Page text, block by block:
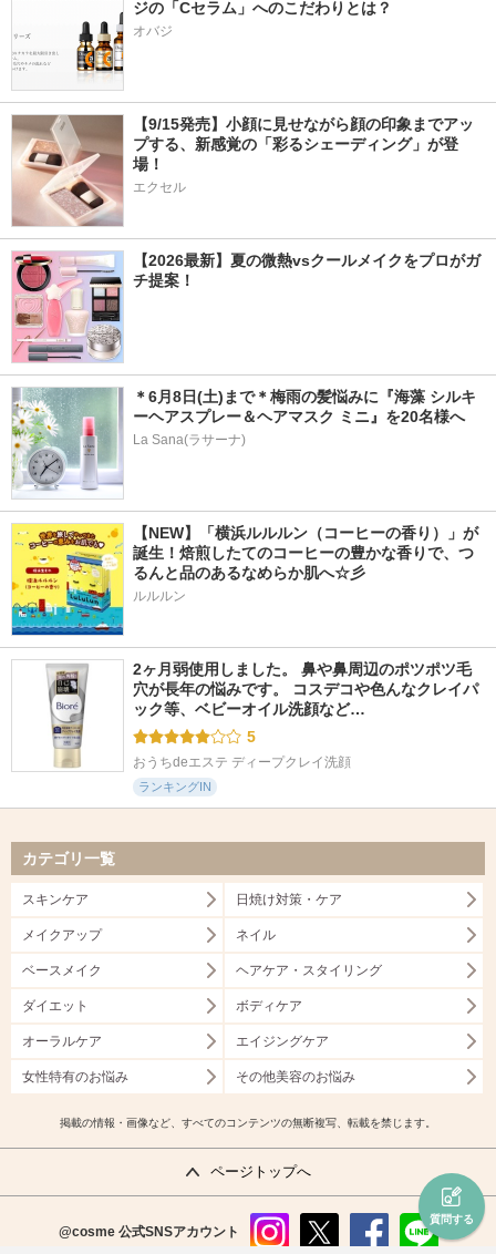
質問する
ジの「Cセラム」へのこだわりとは？
オバジ
【9/15発売】小顔に見せながら顔の印象までアッ
プする、新感覚の「彩るシェーディング」が登
場！
エクセル
【2026最新】夏の微熱vsクールメイクをプロがガ
チ提案！
＊6月8日(土)まで＊梅雨の髪悩みに『海藻 シルキ
ーヘアスプレー＆ヘアマスク ミニ』を20名様へ
La Sana(ラサーナ)
【NEW】「横浜ルルルン（コーヒーの香り）」が
誕生！焙煎したてのコーヒーの豊かな香りで、つ
るんと品のあるなめらか肌へ☆彡
ルルルン
2ヶ月弱使用しました。 鼻や鼻周辺のポツポツ毛
穴が長年の悩みです。 コスデコや色んなクレイパ
ック等、ベビーオイル洗顔など…
5
おうちdeエステ ディープクレイ洗顔
ランキングIN
カテゴリ一覧
スキンケア 日焼け対策・ケア
メイクアップ ネイル
ベースメイク ヘアケア・スタイリング
ダイエット ボディケア
オーラルケア エイジングケア
女性特有のお悩み その他美容のお悩み
掲載の情報・画像など、すべてのコンテンツの無断複写、転載を禁じます。
ページトップへ
@cosme 公式SNSアカウント